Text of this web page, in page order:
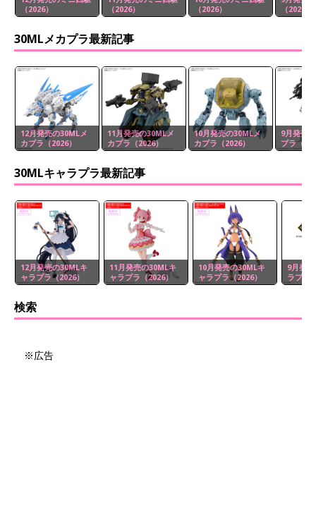
（2026）
（2026）
（2026）
（2026）
30MLメカプラ最新記事
12月発売の30MLメ
カプラ（2026）
11月発売の30MLメ
カプラ（2026）
10月発売の30MLメ
カプラ（2026）
9月発売
プラ（
30MLキャラプラ最新記事
12月発売の30MLキ
ャラプラ（2026）
11月発売の30MLキ
ャラプラ（2026）
10月発売の30MLキ
ャラプラ（2026）
9月発
ラプラ
検索
※広告